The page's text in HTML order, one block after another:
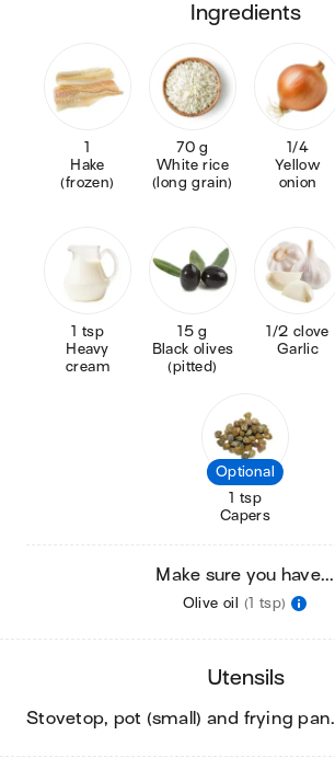
ingredients
1
Hake
(frozen)
70 g
White rice
(long grain)
1/4
Yellow
onion
1 tsp
Heavy
cream
15 g
Black olives
(pitted)
1/2 clove
Garlic
Optional
1 tsp
Capers
Make sure you have...
Olive oil (1 tsp)
utensils
stovetop, pot (small) and frying pan.